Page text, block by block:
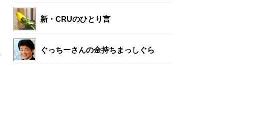
新・CRUのひとり言
ぐっちーさんの金持ちまっしぐら